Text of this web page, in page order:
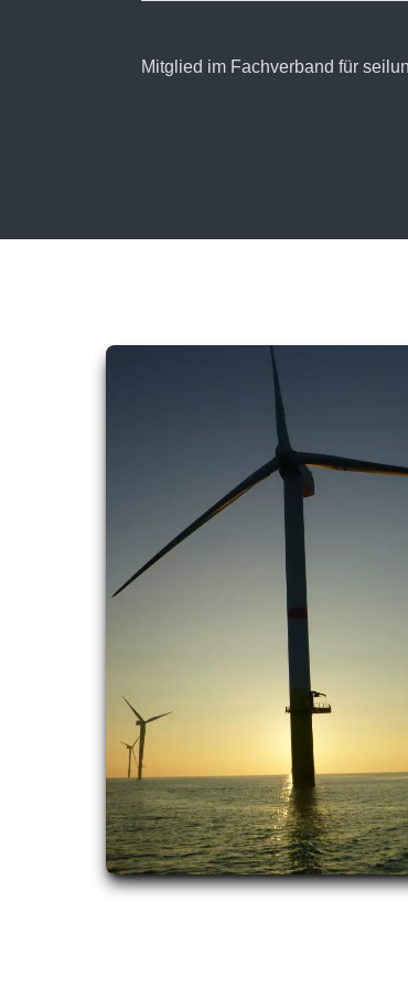
Mitglied im Fachverband für